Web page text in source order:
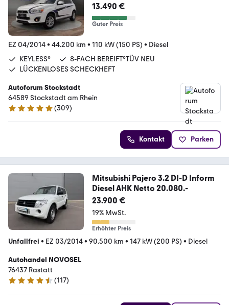
13.490 €
Guter Preis
EZ 04/2014• 44.200 km • 110 kW (150 PS) • Diesel
KEYLESS°
8-FACH BEREIFT°TÜV NEU
LÜCKENLOSES SCHECKHEFT
Autoforum Stockstadt
64589 Stockstadt am Rhein
4.8 Sterne
(309)
Kontakt Parken
Mitsubishi Pajero 3.2 DI-D Inform
Diesel AHK Netto 20.080.-
23.900 €
19% MwSt.
Erhöhter Preis
Unfallfrei • EZ 03/2014• 90.500 km • 147 kW (200 PS) • Diesel
Autohandel NOVOSEL
76437 Rastatt
4.6 Sterne
(117)